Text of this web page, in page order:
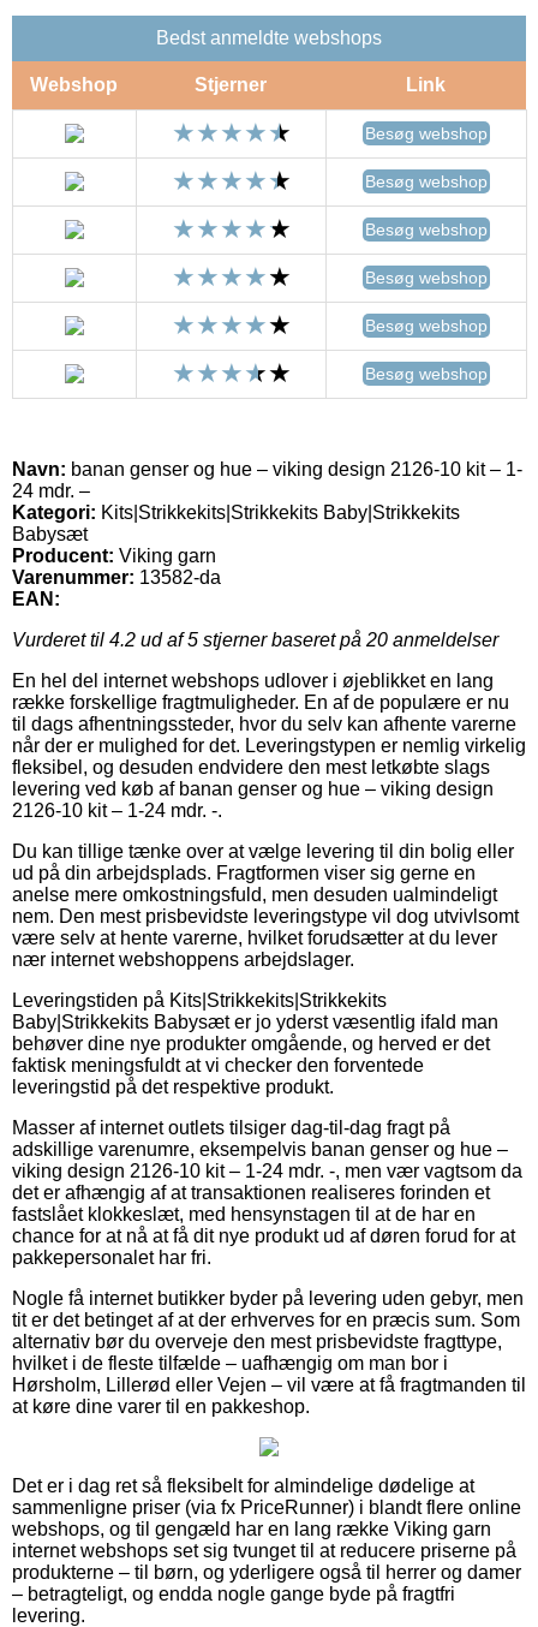
Bedst anmeldte webshops
Webshop Stjerner Link
Besøg webshop
Besøg webshop
Besøg webshop
Besøg webshop
Besøg webshop
Besøg webshop
Navn: banan genser og hue – viking design 2126-10 kit – 1-
24 mdr. –
Kategori: Kits|Strikkekits|Strikkekits Baby|Strikkekits
Babysæt
Producent: Viking garn
Varenummer: 13582-da
EAN:
Vurderet til 4.2 ud af 5 stjerner baseret på 20 anmeldelser
En hel del internet webshops udlover i øjeblikket en lang
række forskellige fragtmuligheder. En af de populære er nu
til dags afhentningssteder, hvor du selv kan afhente varerne
når der er mulighed for det. Leveringstypen er nemlig virkelig
fleksibel, og desuden endvidere den mest letkøbte slags
levering ved køb af banan genser og hue – viking design
2126-10 kit – 1-24 mdr. -.
Du kan tillige tænke over at vælge levering til din bolig eller
ud på din arbejdsplads. Fragtformen viser sig gerne en
anelse mere omkostningsfuld, men desuden ualmindeligt
nem. Den mest prisbevidste leveringstype vil dog utvivlsomt
være selv at hente varerne, hvilket forudsætter at du lever
nær internet webshoppens arbejdslager.
Leveringstiden på Kits|Strikkekits|Strikkekits
Baby|Strikkekits Babysæt er jo yderst væsentlig ifald man
behøver dine nye produkter omgående, og herved er det
faktisk meningsfuldt at vi checker den forventede
leveringstid på det respektive produkt.
Masser af internet outlets tilsiger dag-til-dag fragt på
adskillige varenumre, eksempelvis banan genser og hue –
viking design 2126-10 kit – 1-24 mdr. -, men vær vagtsom da
det er afhængig af at transaktionen realiseres forinden et
fastslået klokkeslæt, med hensynstagen til at de har en
chance for at nå at få dit nye produkt ud af døren forud for at
pakkepersonalet har fri.
Nogle få internet butikker byder på levering uden gebyr, men
tit er det betinget af at der erhverves for en præcis sum. Som
alternativ bør du overveje den mest prisbevidste fragttype,
hvilket i de fleste tilfælde – uafhængig om man bor i
Hørsholm, Lillerød eller Vejen – vil være at få fragtmanden til
at køre dine varer til en pakkeshop.
Det er i dag ret så fleksibelt for almindelige dødelige at
sammenligne priser (via fx PriceRunner) i blandt flere online
webshops, og til gengæld har en lang række Viking garn
internet webshops set sig tvunget til at reducere priserne på
produkterne – til børn, og yderligere også til herrer og damer
– betragteligt, og endda nogle gange byde på fragtfri
levering.